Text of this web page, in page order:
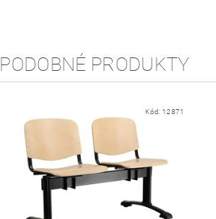
PODOBNÉ PRODUKTY
Kód: 12871